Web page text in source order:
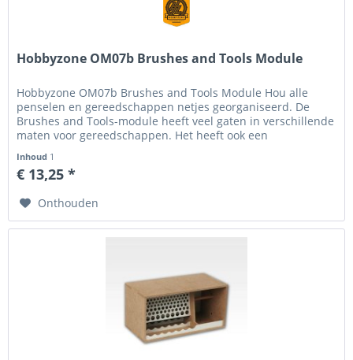
Hobbyzone OM07b Brushes and Tools Module
Hobbyzone OM07b Brushes and Tools Module Hou alle
penselen en gereedschappen netjes georganiseerd. De
Brushes and Tools-module heeft veel gaten in verschillende
maten voor gereedschappen. Het heeft ook een
Inhoud 1
€ 13,25 *
Onthouden